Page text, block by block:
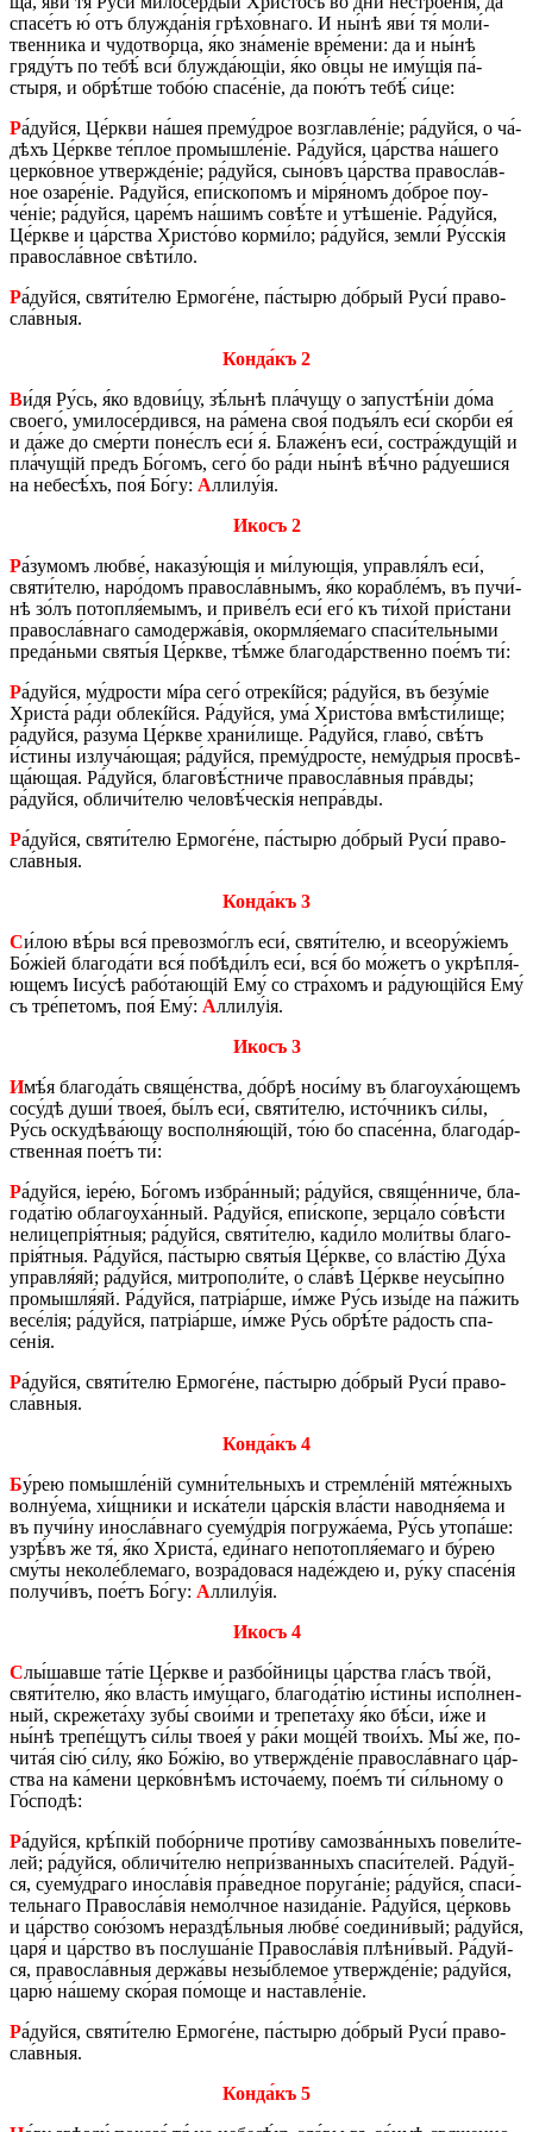
спа­се́тъ ю́ отъ блу­жда́­нія грѣ­хо́в­на­го. И ны́нѣ яви́ тя́ мо­ли́­
твен­ни­ка и чу­до­тво́р­ца, я́ко зна́­ме­ніе вре́­ме­ни: да и ны́нѣ
гряду́тъ по тебѣ́ вси́ блу­жда́­ю­щіи, я́ко о́вцы не иму́щія па́­
стыря, и обрѣ́т­ше то­бо́ю спа­се́ніе, да по­ю́тъ тебѣ́ си́це:
Ра́дуй­ся, Це́р­кви на́шея пре­му́­дрое воз­гла­в­ле́ніе; ра́дуй­ся, о ча́­
дѣхъ Це́р­кве те́­плое про­мыш­ле́ніе. Ра́дуй­ся, ца́р­ства на́­ше­го
цер­ко́в­ное утвер­жде́ніе; ра́дуй­ся, сы­но́въ ца́р­ства пра­во­сла́в­
ное оза­ре́ніе. Ра́дуй­ся, епи́­ско­помъ и міря́номъ до́­брое поу­
че́ніе; ра́дуй­ся, ца­ре́мъ на́­шимъ со­вѣ́­те и утѣ­ше́ніе. Ра́дуй­ся,
Це́р­кве и ца́р­ства Хри­сто́­во кор­ми́­ло; ра́дуй­ся, зе­мли́ Ру́с­скія
пра­во­сла́в­ное свѣ­ти́­ло.
Ра́дуй­ся, святи́­те­лю Ер­мо­ге́­не, па́­сты­рю до́­брый Руси́ пра­во­
сла́в­ныя.
Кон­да́къ 2
Ви́дя Ру́сь, я́ко вдо­ви́цу, зѣ́ль­нѣ пла́чущу о за­пу­стѣ́ніи до́ма
сво­е­го́, уми­ло­се́р­див­ся, на ра́­ме­на своя́ подъя́лъ еси́ ско́р­би ея́
и да́же до сме́р­ти по­не́слъ еси́ я́. Бла­же́нъ еси́, со­стра́ждущій и
пла́чущій предъ Бо́­гомъ, сего́ бо ра́ди ны́нѣ вѣ́ч­но ра́дуе­ши­ся
на не­бе­сѣ́хъ, поя́ Бо́гу: Алли­лу́ія.
Икосъ 2
Ра́зу­момъ люб­ве́, на­ка­зу́­ю­щія и ми́лую­щія, управ­ля́лъ еси́,
святи́­те­лю, на­ро́­домъ пра­во­сла́в­нымъ, я́ко ко­ра­бле́мъ, въ пу­чи́­
нѣ зо́лъ по­то­п­ля́­е­мымъ, и при­ве́лъ еси́ его́ къ ти́­хой при́­ста­ни
пра­во­сла́в­на­го са­мо­дер­жа́­вія, окор­мля́­е­ма­го спа­си́­тель­ны­ми
пре­да́нь­ми святы́я Це́р­кве, тѣ́м­же бла­го­да́р­ствен­но по­е́мъ ти́:
Ра́дуй­ся, му́­дро­сти мíра сего́ отрекíйся; ра́дуй­ся, въ без­у́­міе
Хри­ста́ ра́ди облекíйся. Ра́дуй­ся, ума́ Хри­сто́­ва вмѣ­сти́­ли­ще;
ра́дуй­ся, ра́зу­ма Це́р­кве хра­ни́­ли­ще. Ра́дуй­ся, гла­во́, свѣ́тъ
и́сти­ны из­лу­ча́­ю­щая; ра́дуй­ся, пре­му́­дро­сте, не­му́­дрыя про­свѣ­
ща́­ю­щая. Ра́дуй­ся, бла­го­вѣ́ст­ни­че пра­во­сла́в­ныя пра́­вды;
ра́дуй­ся, об­ли­чи́­те­лю че­ло­вѣ́­че­скія не­пра́­вды.
Ра́дуй­ся, святи́­те­лю Ер­мо­ге́­не, па́­сты­рю до́­брый Руси́ пра­во­
сла́в­ныя.
Кон­да́къ 3
Си́лою вѣ́ры вся́ пре­воз­мо́глъ еси́, святи́­те­лю, и всеору́жіемъ
Бо́жіей бла­го­да́­ти вся́ по­бѣ­ди́лъ еси́, вся́ бо мо́­жетъ о укрѣп­ля́­
ю­щемъ Іису́­сѣ ра­бо́­та­ю­щій Ему́ со стра́­хомъ и ра́дую­щій­ся Ему́
съ тре́­пе­томъ, поя́ Ему́: Алли­лу́ія.
Икосъ 3
Имѣ́я бла­го­да́ть свяще́н­ства, до́­брѣ но­си́му въ бла­гоу­ха́­ю­щемъ
со­су́­дѣ души́ твоея́, бы́лъ еси́, святи́­те­лю, исто́ч­никъ си́лы,
Ру́сь оску­дѣ­ва́­ю­щу вос­пол­ня́ющій, то́ю бо спа­се́н­на, бла­го­да́р­
ствен­ная по­е́тъ ти́:
Ра́дуй­ся, іе­ре́ю, Бо́­гомъ из­бра́н­ный; ра́дуй­ся, свяще́н­ни­че, бла­
го­да́тію обла­гоу­ха́н­ный. Ра́дуй­ся, епи́­ско­пе, зер­ца́­ло со́­вѣ­сти
не­лице­прія́тныя; ра́дуй­ся, святи́­те­лю, ка­ди́­ло мо­ли́­твы бла­го­
прія́тныя. Ра́дуй­ся, па́­сты­рю святы́я Це́р­кве, со вла́­стію Ду́ха
управ­ля́яй; ра́дуй­ся, ми­тро­по­ли́­те, о сла́­вѣ Це́р­кве не­у­сы́п­но
про­мыш­ля́яй. Ра́дуй­ся, па­тріа́р­ше, и́мже Ру́сь изы́­де на па́­жить
ве­се́лія; ра́дуй­ся, па­тріа́р­ше, и́мже Ру́сь обрѣ́­те ра́­дость спа­
се́нія.
Ра́дуй­ся, святи́­те­лю Ер­мо­ге́­не, па́­сты­рю до́­брый Руси́ пра­во­
сла́в­ныя.
Кон­да́къ 4
Бу́рею по­мыш­ле́ній сумни́­тель­ныхъ и стре­мле́­ній мяте́ж­ныхъ
вол­ну́­е­ма, хи́щ­ни­ки и иска́­те­ли ца́р­скія вла́­сти на­во­д­ня́ема и
въ пу­чи́ну ино­сла́в­на­го суему́­дрія по­гру­жа́­е­ма, Ру́сь уто­па́­ше:
узрѣ́въ же тя́, я́ко Хри­ста́, еди́­на­го не­по­то­п­ля́­е­ма­го и бу́­рею
сму́­ты не­ко­ле́б­ле­ма­го, воз­ра́­до­ва­ся на­де́­ждею и, ру́ку спа­се́нія
полу­чи́въ, по­е́тъ Бо́гу: Алли­лу́ія.
Икосъ 4
Слы́­шав­ше та́­тіе Це́р­кве и раз­бо́й­ни­цы ца́р­ства гла́съ тво́й,
святи́­те­лю, я́ко вла́сть иму́­ща­го, бла­го­да́тію и́сти­ны ис­по́л­нен­
ный, скре­же­та́ху зубы́ сво­и́­ми и тре­пе­та́ху я́ко бѣ́си, и́же и
ны́нѣ тре­пе́щутъ си́лы твоея́ у ра́ки мо­ще́й тво­и́хъ. Мы́ же, по­
чи­та́я сію́ си́лу, я́ко Бо́жію, во утвер­жде́ніе пра­во­сла́в­на­го ца́р­
ства на ка́­ме­ни цер­ко́в­нѣмъ исто­ча́­ему, по­е́мъ ти́ си́ль­но­му о
Го́­спо­дѣ:
Ра́дуй­ся, крѣ́п­кій по­бо́р­ни­че про­ти́ву са­мозва́н­ныхъ по­ве­ли́­те­
лей; ра́дуй­ся, об­ли­чи́­те­лю не­при́­з­ван­ныхъ спа­си́­те­лей. Ра́дуй­
ся, суему́­дра­го ино­сла́­вія пра́­вед­ное пору­га́ніе; ра́дуй­ся, спа­си́­
тель­на­го Пра­во­сла́­вія не­мо́лч­ное на­зи­да́­ніе. Ра́дуй­ся, це́р­ковь
и ца́р­ство со­ю́­зомъ не­раз­дѣ́ль­ныя люб­ве́ со­е­ди­ни́­вый; ра́дуй­ся,
царя́ и ца́р­ство въ по­слу­ша́­ніе Пра­во­сла́­вія плѣ­ни́­вый. Ра́дуй­
ся, пра­во­сла́в­ныя дер­жа́­вы не­зы́б­ле­мое утвер­жде́ніе; ра́дуй­ся,
царю́ на́­шему ско́­рая по́­мо­ще и на­став­ле́ніе.
Ра́дуй­ся, святи́­те­лю Ер­мо­ге́­не, па́­сты­рю до́­брый Руси́ пра­во­
сла́в­ныя.
Кон­да́къ 5